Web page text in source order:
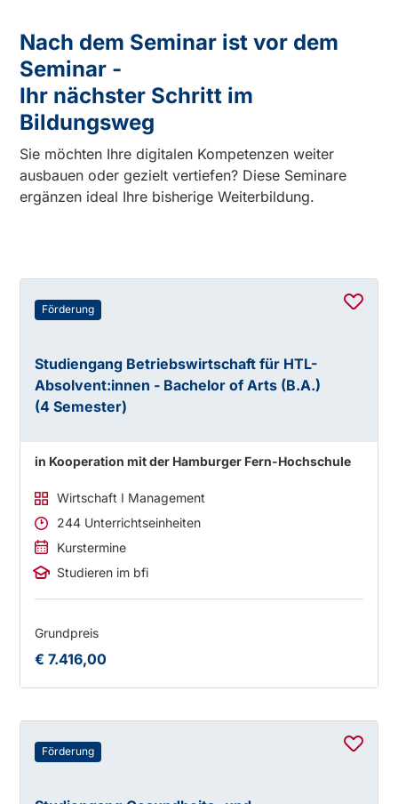
Nach dem Seminar ist vor dem
Seminar -
Ihr nächster Schritt im
Bildungsweg
Sie möchten Ihre digitalen Kompetenzen weiter
ausbauen oder gezielt vertiefen? Diese Seminare
ergänzen ideal Ihre bisherige Weiterbildung.
Förderung
Studiengang Betriebswirtschaft für HTL-
Absolvent:innen - Bachelor of Arts (B.A.)
(4 Semester)
in Kooperation mit der Hamburger Fern-Hochschule
Wirtschaft I Management
244 Unterrichtseinheiten
Kurstermine
Studieren im bfi
Grundpreis
€ 7.416,00
Förderung